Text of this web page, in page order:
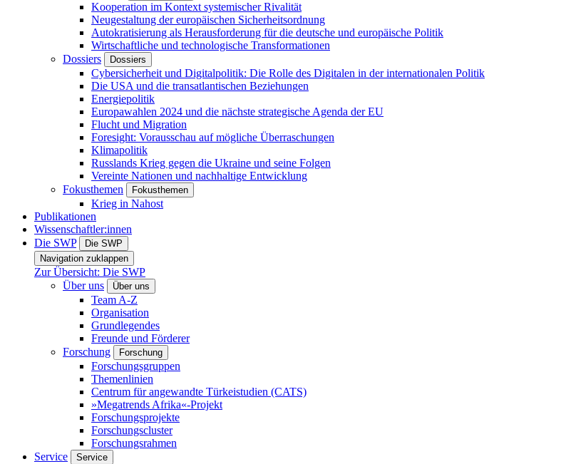
Kooperation im Kontext systemischer Rivalität
Neugestaltung der europäischen Sicherheitsordnung
Autokratisierung als Herausforderung für die deutsche und europäische Politik
Wirtschaftliche und technologische Transformationen
Dossiers
Dossiers
Cybersicherheit und Digitalpolitik: Die Rolle des Digitalen in der internationalen Politik
Die USA und die transatlantischen Beziehungen
Energiepolitik
Europawahlen 2024 und die nächste strategische Agenda der EU
Flucht und Migration
Foresight: Vorausschau auf mögliche Überraschungen
Klimapolitik
Russlands Krieg gegen die Ukraine und seine Folgen
Vereinte Nationen und nachhaltige Entwicklung
Fokusthemen
Fokusthemen
Krieg in Nahost
Publikationen
Wissenschaftler:innen
Die SWP
Die SWP
Navigation zuklappen
Zur Übersicht: Die SWP
Über uns
Über uns
Team A-Z
Organisation
Grundlegendes
Freunde und Förderer
Forschung
Forschung
Forschungsgruppen
Themenlinien
Centrum für angewandte Türkeistudien (CATS)
»Megatrends Afrika«-Projekt
Forschungsprojekte
Forschungscluster
Forschungsrahmen
Service
Service